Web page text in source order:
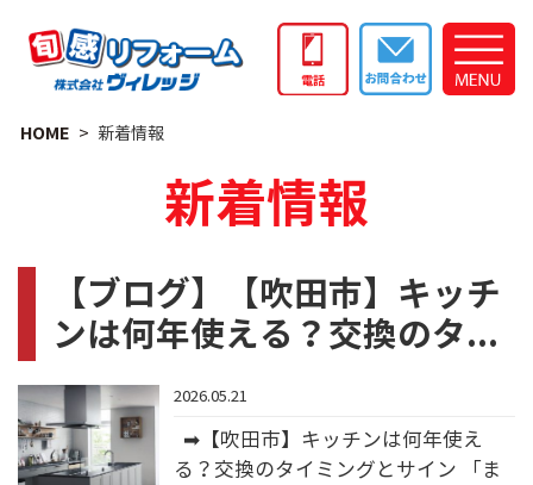
HOME 新着情報
新着情報
【ブログ】【吹田市】キッチ
ンは何年使える？交換のタ...
2026.05.21
➡【吹田市】キッチンは何年使え
る？交換のタイミングとサイン 「ま